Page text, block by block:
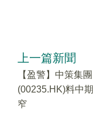
上一篇新聞
【盈警】中策集團
(00235.HK)料中
窄